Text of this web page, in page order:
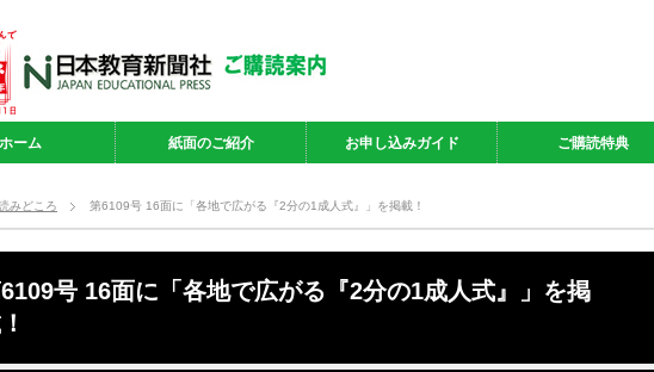
ホーム 紙面のご紹介 お申し込みガイド ご購読特典
みどころ 第6109号 16面に「各地で広がる『2分の1成人式』」を掲載！
号 16面に「各地で広がる『2分の1成人式』」を掲